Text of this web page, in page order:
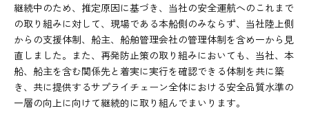
継続中のため、推定原因に基づき、当社の安全運航へのこれまで
の取り組みに対して、現場である本船側のみならず、当社陸上側
からの支援体制、船主、船舶管理会社の管理体制を含め一から見
直しました。また、再発防止策の取り組みにおいても、当社、本
船、船主を含む関係先と着実に実行を確認できる体制を共に築
き、共に提供するサプライチェーン全体における安全品質水準の
一層の向上に向けて継続的に取り組んでまいります。